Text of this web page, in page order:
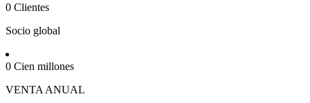
0 Clientes
Socio global
0 Cien millones
VENTA ANUAL